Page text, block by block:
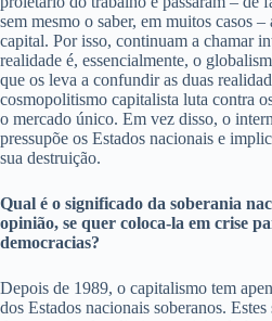
sem mesmo o saber, em muitos casos
capital. Por isso, continuam a chamar
realidade é, essencialmente, o
que os leva a confundir as duas
cosmopolitismo capitalista luta contra
o mercado único. Em vez disso, o
pressupõe os Estados nacionais e
sua destruição.
Qual é o significado da soberania
opinião, se quer coloca-la em crise
democracias?
Depois de 1989, o capitalismo tem
dos Estados nacionais soberanos.